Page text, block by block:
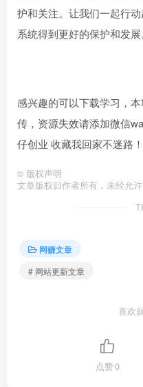
护和关注。让我们一起行
系统得到更好的保护和发展
感兴趣的可以下载学习，
传，资源失效请添加微信
仔创业 收藏我回家不迷路！
© 版权声明
文章版权归作者所有，未经允许
网赚文章
# 网站更新文章
喜欢
点赞0